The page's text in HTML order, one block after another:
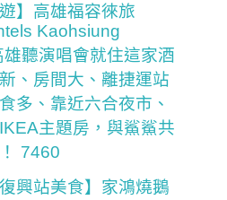
】高雄福容徠旅
Kaohsiung
聽演唱會就住這家酒
、房間大、離捷運站
多、靠近六合夜市、
主題房，與鯊鯊共
7460
復興站美食】家鴻燒鵝